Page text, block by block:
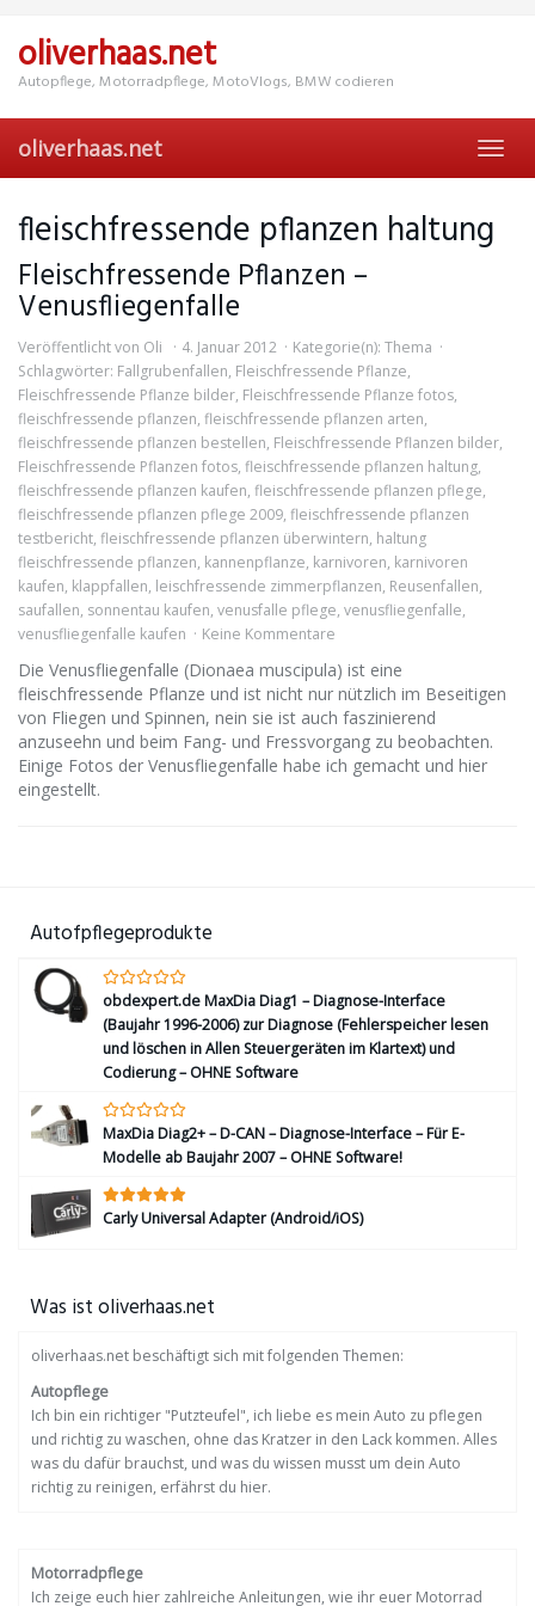
main
content
oliverhaas.net
Autopflege, Motorradpflege, MotoVlogs, BMW codieren
oliverhaas.net
fleischfressende pflanzen haltung
Fleischfressende Pflanzen –
Venusfliegenfalle
Veröffentlicht von Oli 4. Januar 2012 Kategorie(n): Thema
Schlagwörter: Fallgrubenfallen, Fleischfressende Pflanze,
Fleischfressende Pflanze bilder, Fleischfressende Pflanze fotos,
fleischfressende pflanzen, fleischfressende pflanzen arten,
fleischfressende pflanzen bestellen, Fleischfressende Pflanzen bilder,
Fleischfressende Pflanzen fotos, fleischfressende pflanzen haltung,
fleischfressende pflanzen kaufen, fleischfressende pflanzen pflege,
fleischfressende pflanzen pflege 2009, fleischfressende pflanzen
testbericht, fleischfressende pflanzen überwintern, haltung
fleischfressende pflanzen, kannenpflanze, karnivoren, karnivoren
kaufen, klappfallen, leischfressende zimmerpflanzen, Reusenfallen,
saufallen, sonnentau kaufen, venusfalle pflege, venusfliegenfalle,
venusfliegenfalle kaufen
Keine Kommentare
Die Venusfliegenfalle (Dionaea muscipula) ist eine
fleischfressende Pflanze und ist nicht nur nützlich im Beseitigen
von Fliegen und Spinnen, nein sie ist auch faszinierend
anzuseehn und beim Fang- und Fressvorgang zu beobachten.
Einige Fotos der Venusfliegenfalle habe ich gemacht und hier
eingestellt.
Autofpflegeprodukte
obdexpert.de MaxDia Diag1 – Diagnose-Interface
(Baujahr 1996-2006) zur Diagnose (Fehlerspeicher lesen
und löschen in Allen Steuergeräten im Klartext) und
Codierung – OHNE Software
MaxDia Diag2+ – D-CAN – Diagnose-Interface – Für E-
Modelle ab Baujahr 2007 – OHNE Software!
Carly Universal Adapter (Android/iOS)
Was ist oliverhaas.net
oliverhaas.net beschäftigt sich mit folgenden Themen:
Autopflege
Ich bin ein richtiger "Putzteufel", ich liebe es mein Auto zu pflegen
und richtig zu waschen, ohne das Kratzer in den Lack kommen. Alles
was du dafür brauchst, und was du wissen musst um dein Auto
richtig zu reinigen, erfährst du hier.
Motorradpflege
Ich zeige euch hier zahlreiche Anleitungen, wie ihr euer Motorrad